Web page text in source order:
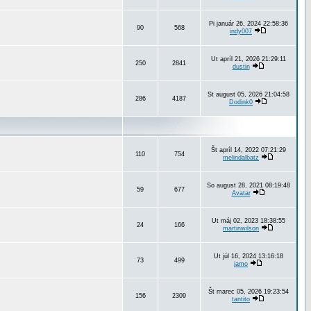
90 568
Pi január 26, 2024 22:58:36
indy007
250 2841
Ut apríl 21, 2026 21:29:11
dustin
286 4187
St august 05, 2026 21:04:58
Dodink0
110 754
Št apríl 14, 2022 07:21:29
melindalbatz
59 677
So august 28, 2021 08:19:48
Avatar
24 166
Ut máj 02, 2023 18:38:55
martinwilson
73 499
Ut júl 16, 2024 13:16:18
jamo
156 2309
Št marec 05, 2026 19:23:54
tantito